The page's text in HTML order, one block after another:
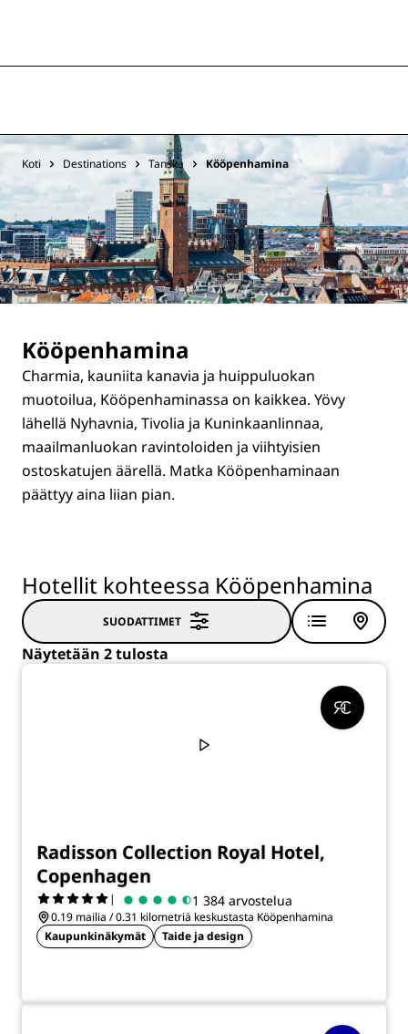
Koti Destinations Tanska Kööpenhamina
Kööpenhamina
Charmia, kauniita kanavia ja huippuluokan
muotoilua, Kööpenhaminassa on kaikkea. Yövy
lähellä Nyhavnia, Tivolia ja Kuninkaanlinnaa,
maailmanluokan ravintoloiden ja viihtyisien
ostoskatujen äärellä. Matka Kööpenhaminaan
päättyy aina liian pian.
Hotellit kohteessa Kööpenhamina
SUODATTIMET
Näytetään 2 tulosta
Radisson Collection Royal Hotel,
Copenhagen
| 1 384 arvostelua
0.19 mailia / 0.31 kilometriä keskustasta Kööpenhamina
Kaupunkinäkymät
Taide ja design